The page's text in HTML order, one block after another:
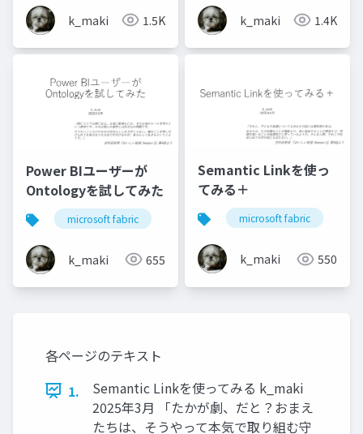
k_maki 1.5K k_maki 1.4K
Power BIユーザーが
Ontologyを試してみた
microsoft fabric power bi copilot studio
k_maki 655
Semantic Linkを使っ
てみる＋
microsoft fabric
k_maki 550
各ページのテキスト
1.
Semantic Linkを使ってみる k_maki
2025年3月 「たかが劇、だと？おまえ
たちは、そうやって本気で取り組む守